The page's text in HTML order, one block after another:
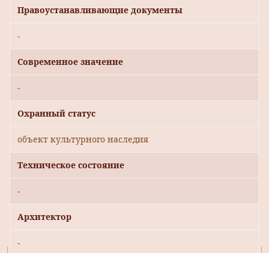
Правоустанавливающие документы
-
Современное значение
-
Охранный статус
объект культурного наследия
Техническое состояние
-
Архитектор
-